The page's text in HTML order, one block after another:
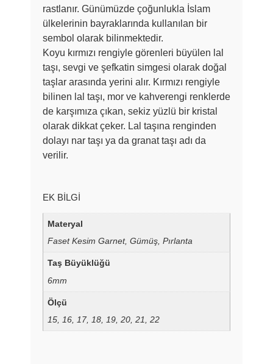
rastlanır. Günümüzde çoğunlukla İslam
ülkelerinin bayraklarında kullanılan bir
sembol olarak bilinmektedir.
Koyu kırmızı rengiyle görenleri büyülen lal
taşı, sevgi ve şefkatin simgesi olarak doğal
taşlar arasında yerini alır. Kırmızı rengiyle
bilinen lal taşı, mor ve kahverengi renklerde
de karşımıza çıkan, sekiz yüzlü bir kristal
olarak dikkat çeker. Lal taşına renginden
dolayı nar taşı ya da granat taşı adı da
verilir.
EK BILGI
Materyal
Faset Kesim Garnet, Gümüş, Pırlanta
Taş Büyüklüğü
6mm
Ölçü
15, 16, 17, 18, 19, 20, 21, 22